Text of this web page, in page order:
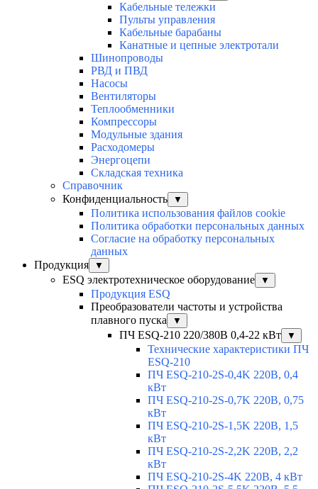
Кабельные тележки
Пульты управления
Кабельные барабаны
Канатные и цепные электротали
Шинопроводы
РВД и ПВД
Насосы
Вентиляторы
Теплообменники
Компрессоры
Модульные здания
Расходомеры
Энергоцепи
Складская техника
Справочник
Конфиденциальность
▼
Политика использования файлов cookie
Политика обработки персональных данных
Согласие на обработку персональных
данных
Продукция
▼
ESQ электротехническое оборудование ▼
Продукция ESQ
Преобразователи частоты и устройства
плавного пуска
▼
ПЧ ESQ-210 220/380В 0,4-22 кВт ▼
Технические характеристики ПЧ
ESQ-210
ПЧ ESQ-210-2S-0,4K 220В, 0,4
кВт
ПЧ ESQ-210-2S-0,7K 220В, 0,75
кВт
ПЧ ESQ-210-2S-1,5K 220В, 1,5
кВт
ПЧ ESQ-210-2S-2,2K 220В, 2,2
кВт
ПЧ ESQ-210-2S-4K 220В, 4 кВт